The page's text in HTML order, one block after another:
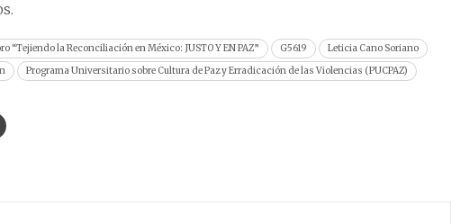
“Tejiendo la Reconciliación en México: JUSTO Y EN PAZ” G5619
Leticia Cano Soriano
Programa Universitario sobre Cultura de Paz y Erradicación de las Violencias (PUCPAZ)